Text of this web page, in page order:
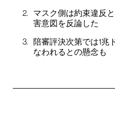
マスク側は約束違反
害意図を反論した
陪審評決次第では1兆
なわれるとの懸念も